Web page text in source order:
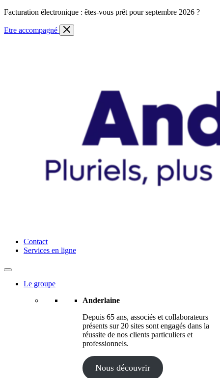
Skip
content
Facturation électronique : êtes-vous prêt pour septembre 2026 ?
Etre accompagné
Anderlaine | Conseil – Expert comptable – Avocat – Audit
Contact
Services en ligne
Le groupe
Anderlaine
Depuis 65 ans, associés et collaborateurs
présents sur 20 sites sont engagés dans la
réussite de nos clients particuliers et
professionnels.
Nous découvrir